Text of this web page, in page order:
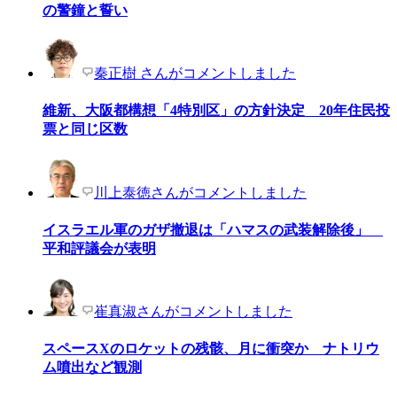
の警鐘と誓い
秦正樹 さんがコメントしました
維新、大阪都構想「4特別区」の方針決定 20年住民投
票と同じ区数
川上泰徳さんがコメントしました
イスラエル軍のガザ撤退は「ハマスの武装解除後」
平和評議会が表明
崔真淑さんがコメントしました
スペースXのロケットの残骸、月に衝突か ナトリウ
ム噴出など観測